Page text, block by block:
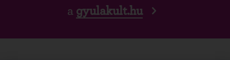
a gyulakult.hu